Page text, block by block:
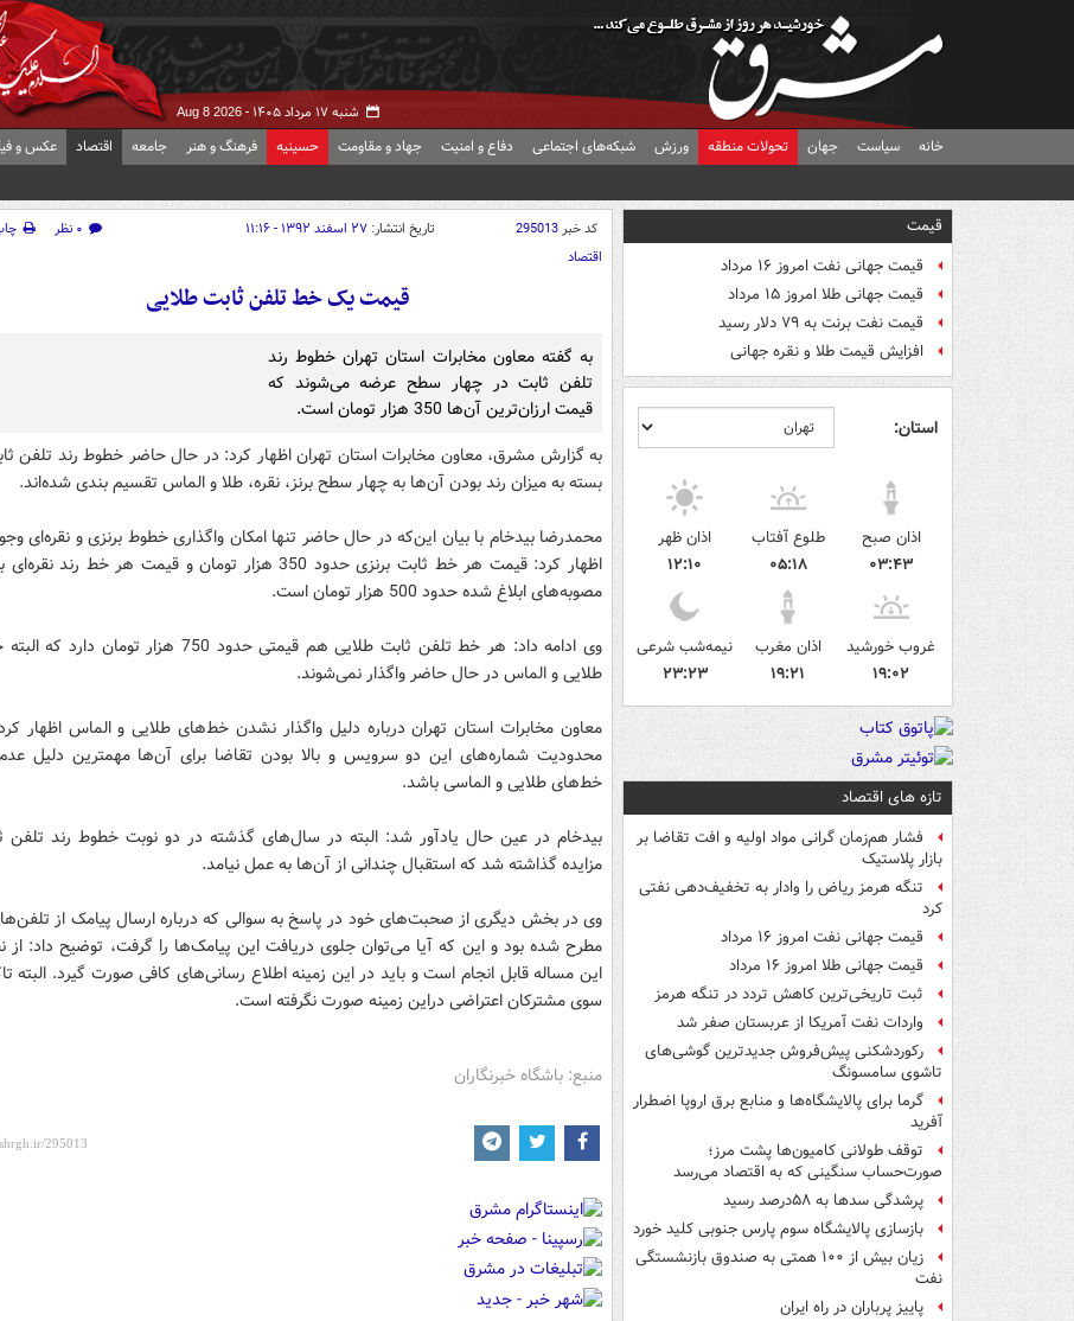
شنبه ۱۷ مرداد ۱۴۰۵ - Aug 8 2026
خانه سیاست جهان تحولات منطقه ورزش شبکه‌های اجتماعی دفاع و امنیت جهاد و مقاومت حسینیه فرهنگ و هنر جامعه اقتصاد عکس و
قیمت
قیمت جهانی نفت امروز ۱۶ مرداد
قیمت جهانی طلا امروز ۱۵ مرداد
قیمت نفت برنت به ۷۹ دلار رسید
افزایش قیمت طلا و نقره جهانی
استان:
اذان صبح
۰۳:۴۳
طلوع آفتاب
۰۵:۱۸
اذان ظهر
۱۲:۱۰
غروب خورشید
۱۹:۰۲
اذان مغرب
۱۹:۲۱
نیمه‌شب شرعی
۲۳:۲۳
تازه های اقتصاد
فشار هم‌زمان گرانی مواد اولیه و افت تقاضا بر
بازار پلاستیک
تنگه هرمز ریاض را وادار به تخفیف‌دهی نفتی
کرد
قیمت جهانی نفت امروز ۱۶ مرداد
قیمت جهانی طلا امروز ۱۶ مرداد
ثبت تاریخی‌ترین کاهش تردد در تنگه هرمز
واردات نفت آمریکا از عربستان صفر شد
رکوردشکنی پیش‌فروش جدیدترین گوشی‌های
تاشوی سامسونگ
گرما برای پالایشگاه‌ها و منابع برق اروپا اضطرار
آفرید
توقف طولانی کامیون‌ها پشت مرز؛
صورت‌حساب سنگینی که به اقتصاد می‌رسد
پرشدگی سدها به ۵۸درصد رسید
بازسازی پالایشگاه سوم پارس جنوبی کلید خورد
زیان بیش از ۱۰۰ همتی به صندوق‌ بازنشستگی
نفت
پاییز پرباران در راه ایران
کد خبر295013 تاریخ انتشار: ۲۷ اسفند ۱۳۹۲ - ۱۱:۱۶ ۰ نظر
اقتصاد
قیمت یک خط تلفن ثابت طلایی
به گفته معاون مخابرات استان تهران خطوط رند
تلفن ثابت در چهار سطح عرضه می‌شوند که
قیمت ارزان‌ترین آن‌ها 350 هزار تومان است.
به گزارش مشرق، معاون مخابرات استان تهران اظهار کرد:‌ در حال حاضر خطوط رند تلفن
بسته به میزان رند بودن آن‌ها به چهار سطح برنز، نقره، طلا و الماس تقسیم بندی شده‌اند.
محمدرضا بیدخام با بیان این‌که در حال حاضر تنها امکان واگذاری خطوط برنزی و نقره‌ای
اظهار کرد: قیمت هر خط ثابت برنزی حدود 350 هزار تومان و قیمت هر خط رند
مصوبه‌های ابلاغ شده حدود 500 هزار تومان است.
وی ادامه داد: هر خط تلفن ثابت طلایی هم قیمتی حدود 750 هزار تومان
طلایی و الماس در حال حاضر واگذار نمی‌شوند.
معاون مخابرات استان تهران درباره دلیل واگذار نشدن خط‌های طلایی و الماس اظهار
محدودیت شماره‌های این دو سرویس و بالا بودن تقاضا برای آن‌ها مهمترین دلیل
خط‌های طلایی و الماسی باشد.
بیدخام در عین حال یادآور شد: البته در سال‌های گذشته در دو نوبت خطوط رند تلفن
مزایده گذاشته شد که استقبال چندانی از آن‌ها به عمل نیامد.
وی در بخش دیگری از صحبت‌های خود در پاسخ به سوالی که درباره ارسال پیامک از
مطرح شده بود و این که آیا می‌توان جلوی دریافت این پیامک‌ها را گرفت، توضیح داد: از
این مساله قابل انجام است و باید در این زمینه اطلاع رسانی‌های کافی صورت گیرد. البته
سوی مشترکان اعتراضی دراین زمینه صورت نگرفته است.
منبع: باشگاه خبرنگاران